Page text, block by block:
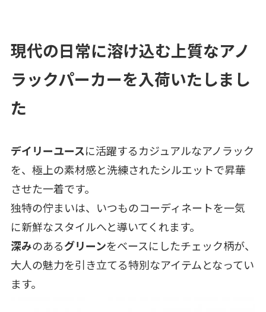
現代の日常に溶け込む上質なアノ
ラックパーカーを入荷いたしまし
た
デイリーユースに活躍するカジュアルなアノラック
を、極上の素材感と洗練されたシルエットで昇華
させた一着です。
独特の佇まいは、いつものコーディネートを一気
に新鮮なスタイルへと導いてくれます。
深みのあるグリーンをベースにしたチェック柄が、
大人の魅力を引き立てる特別なアイテムとなってい
ます。